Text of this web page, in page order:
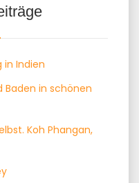
in Indien
Baden in schönen
Koh Phangan,